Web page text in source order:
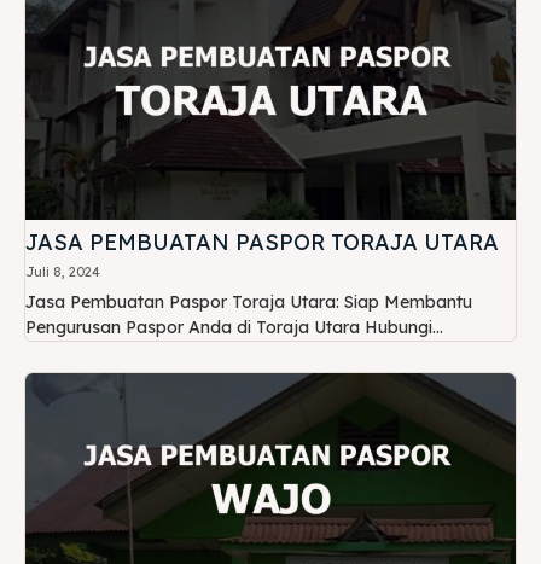
JASA PEMBUATAN PASPOR TORAJA UTARA
Juli 8, 2024
Jasa Pembuatan Paspor Toraja Utara: Siap Membantu
Pengurusan Paspor Anda di Toraja Utara Hubungi...